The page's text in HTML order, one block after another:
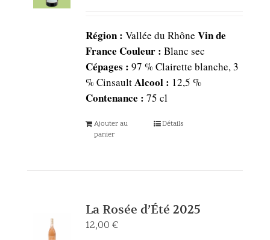
Région : Vallée du Rhône Vin de
France Couleur : Blanc sec
Cépages : 97 % Clairette blanche, 3
% CinsaultAlcool : 12,5 %
Contenance : 75 cl
Ajouter au
panier
Détails
La Rosée d’Été 2025
12,00 €